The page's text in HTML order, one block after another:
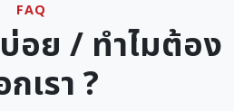
FAQ
อย / ทำไมต้อง
กเรา ?